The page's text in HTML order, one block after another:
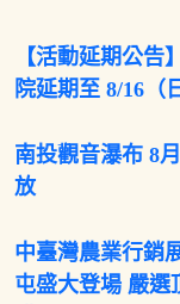
【活動延期公告
院延期至 8/16（
南投觀音瀑布 8
放
中臺灣農業行銷
屯盛大登場 嚴選